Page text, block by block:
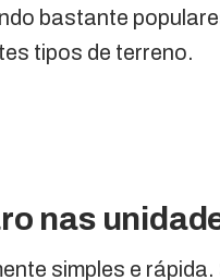
bastante
tipos de terreno.
nas
simples e